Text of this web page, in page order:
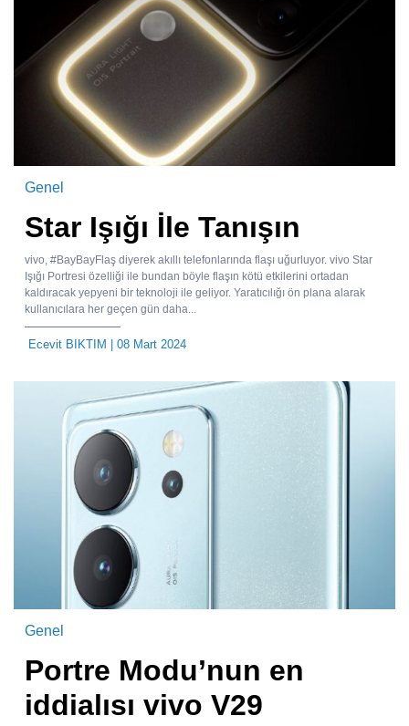
Genel
Star Işığı İle Tanışın
vivo, #BayBayFlaş diyerek akıllı telefonlarında flaşı uğurluyor. vivo Star
Işığı Portresi özelliği ile bundan böyle flaşın kötü etkilerini ortadan
kaldıracak yepyeni bir teknoloji ile geliyor. Yaratıcılığı ön plana alarak
kullanıcılara her geçen gün daha...
Ecevit BIKTIM | 08 Mart 2024
Genel
Portre Modu’nun en
iddialısı vivo V29